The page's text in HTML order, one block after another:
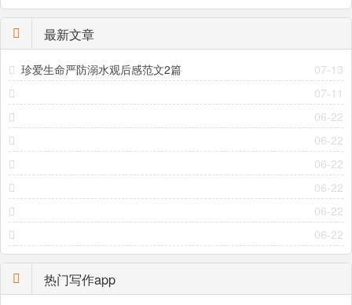
最新文章
07-13
珍爱生命严防溺水观后感范文2篇
07-11
06-22
06-22
06-22
06-22
06-22
06-22
热门写作app